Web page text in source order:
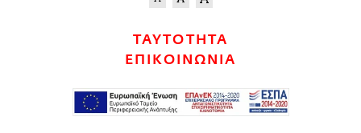
ΤΑΥΤΟΤΗΤΑ
ΕΠΙΚΟΙΝΩΝΙΑ